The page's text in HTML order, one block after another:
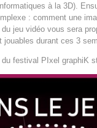
à la 3D).
: comment une
du jeu vidéo vous sera
durant ces 3
festival PIxel graphiK